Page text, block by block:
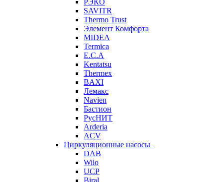
РЭКО
SAVITR
Thermo Trust
Элемент Комфорта
MIDEA
Termica
E.C.A
Kentatsu
Thermex
BAXI
Лемакс
Navien
Бастион
РусНИТ
Arderia
ACV
Циркуляционные насосы
DAB
Wilo
UCP
Biral